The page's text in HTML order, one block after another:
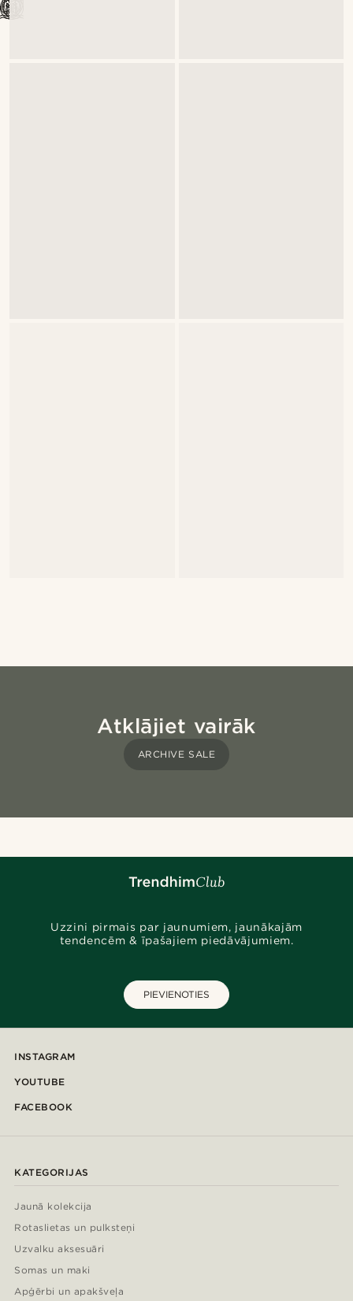
Atklājiet vairāk
ARCHIVE SALE
Uzzini pirmais par jaunumiem, jaunākajām
tendencēm & īpašajiem piedāvājumiem.
PIEVIENOTIES
INSTAGRAM
YOUTUBE
FACEBOOK
KATEGORIJAS
Jaunā kolekcija
Rotaslietas un pulksteņi
Uzvalku aksesuāri
Somas un maki
Apģērbi un apakšveļa